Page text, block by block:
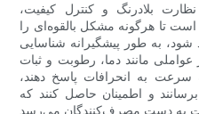
بلادرنگ و کنترل کیفیت،
است تا هرگونه مشکل بالقوه‌ای را
به طور پیشگیرانه شناسایی
مانند دما، رطوبت و ثبات
سرعت به انحرافات پاسخ دهند،
و اطمینان حاصل کنند که